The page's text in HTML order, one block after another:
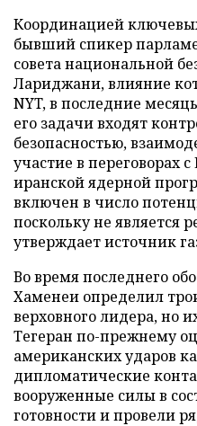
Координацией
бывший спикер
совета национальной
Лариджани, влияние
NYT, в последние
его задачи входят
безопасностью,
участие в переговорах
иранской ядерной
включен в число
поскольку не является
утверждает источник
Во время последнего
Хаменеи определил
верховного лидера, но
Тегеран по-прежнему
американских ударов
дипломатические
вооруженные силы в
готовности и провели